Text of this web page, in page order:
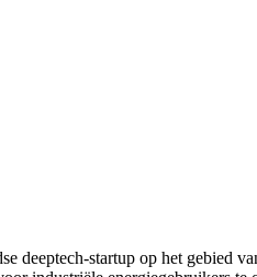
deeptech-startup op het gebied